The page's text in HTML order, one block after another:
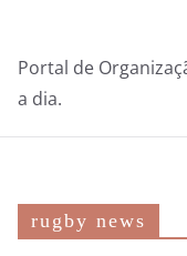
Portal de
a dia.
rugby news